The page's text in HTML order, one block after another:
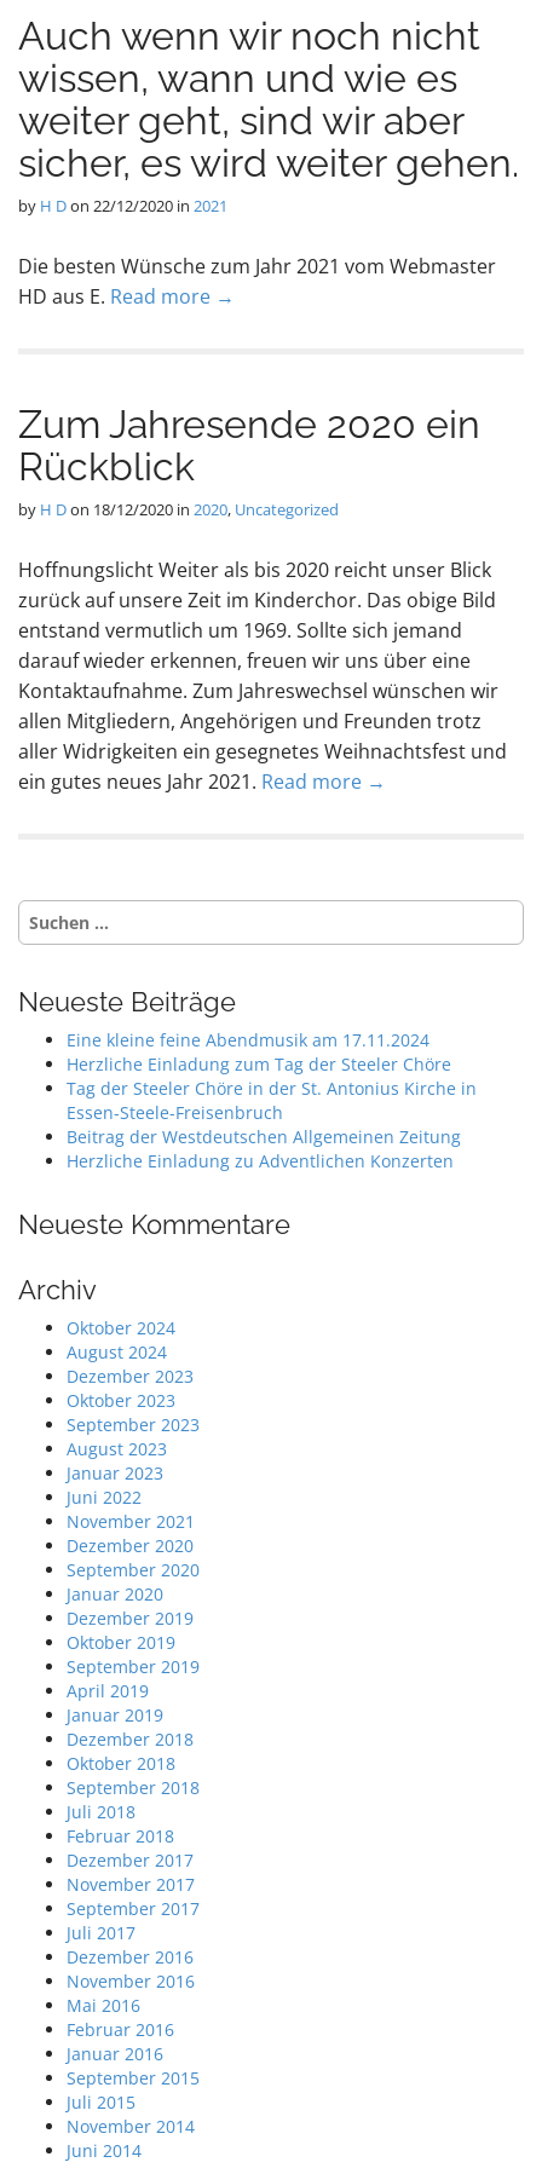
Auch wenn wir noch nicht
wissen, wann und wie es
weiter geht, sind wir aber
sicher, es wird weiter gehen.
by H Don 22/12/2020 in 2021
Die besten Wünsche zum Jahr 2021 vom Webmaster
HD aus E. Read more →
Zum Jahresende 2020 ein
Rückblick
by H Don 18/12/2020 in 2020, Uncategorized
Hoffnungslicht Weiter als bis 2020 reicht unser Blick
zurück auf unsere Zeit im Kinderchor. Das obige Bild
entstand vermutlich um 1969. Sollte sich jemand
darauf wieder erkennen, freuen wir uns über eine
Kontaktaufnahme. Zum Jahreswechsel wünschen wir
allen Mitgliedern, Angehörigen und Freunden trotz
aller Widrigkeiten ein gesegnetes Weihnachtsfest und
ein gutes neues Jahr 2021. Read more →
Suche
nach:
Neueste Beiträge
Eine kleine feine Abendmusik am 17.11.2024
Herzliche Einladung zum Tag der Steeler Chöre
Tag der Steeler Chöre in der St. Antonius Kirche in
Essen-Steele-Freisenbruch
Beitrag der Westdeutschen Allgemeinen Zeitung
Herzliche Einladung zu Adventlichen Konzerten
Neueste Kommentare
Archiv
Oktober 2024
August 2024
Dezember 2023
Oktober 2023
September 2023
August 2023
Januar 2023
Juni 2022
November 2021
Dezember 2020
September 2020
Januar 2020
Dezember 2019
Oktober 2019
September 2019
April 2019
Januar 2019
Dezember 2018
Oktober 2018
September 2018
Juli 2018
Februar 2018
Dezember 2017
November 2017
September 2017
Juli 2017
Dezember 2016
November 2016
Mai 2016
Februar 2016
Januar 2016
September 2015
Juli 2015
November 2014
Juni 2014